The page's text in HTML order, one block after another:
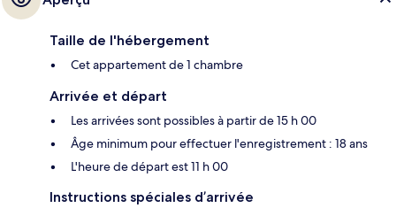
Taille de l'hébergement
Cet appartement de 1 chambre
Arrivée et départ
Les arrivées sont possibles à partir de 15 h 00
Âge minimum pour effectuer l'enregistrement : 18 ans
L'heure de départ est 11 h 00
Instructions spéciales d’arrivée